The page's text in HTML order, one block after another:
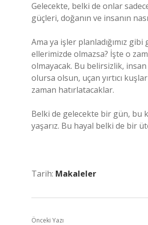
Gelecekte, belki de onlar
güçleri, doğanın ve insanın
Ama ya işler planladığımız
ellerimizde olmazsa? İşte o
olmayacak. Bu belirsizlik,
olursa olsun, uçan yırtıcı
zaman hatırlatacaklar.
Belki de gelecekte bir gün, bu
yaşarız. Bu hayal belki de bir
Tarih: Makaleler
Önceki Yazı